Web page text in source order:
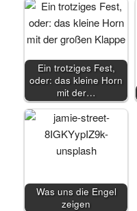
Ein trotziges Fest,
oder: das kleine Horn
mit der…
Was uns die Engel
zeigen